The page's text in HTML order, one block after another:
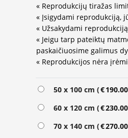
« Reprodukcijų tiražas
« Įsigydami reprodukciją,
« Užsakydami
« Jeigu tarp pateiktų
paskaičiuosime galimus
« Reprodukcijos nėra
50 x 100 cm (€190.00
60 x 120 cm (€230.00
70 x 140 cm (€270.00
Alternative: